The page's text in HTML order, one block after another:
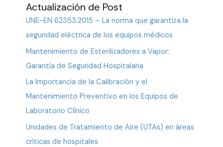
Actualización de Post
UNE-EN 62353:2015 – La norma que garantiza la
seguridad eléctrica de los equipos médicos
Mantenimiento de Esterilizadores a Vapor:
Garantía de Seguridad Hospitalaria
La Importancia de la Calibración y el
Mantenimiento Preventivo en los Equipos de
Laboratorio Clínico
Unidades de Tratamiento de Aire (UTAs) en áreas
críticas de hospitales